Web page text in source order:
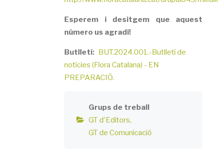
Esperem i desitgem que aquest
número us agradi!
Butlletí
BUT.2024.001.-Butlletí de
notícies (Flora Catalana) - EN
PREPARACIÓ.
Grups de treball
GT d'Editors
GT de Comunicació